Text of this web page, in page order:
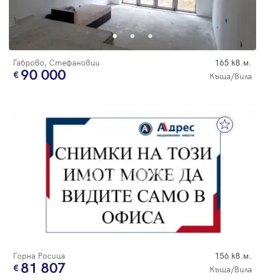
Габрово, Стефановци 165 кв.м.
90 000 Къща/Вила
Горна Росица 156 кв.м.
81 807 Къща/Вила